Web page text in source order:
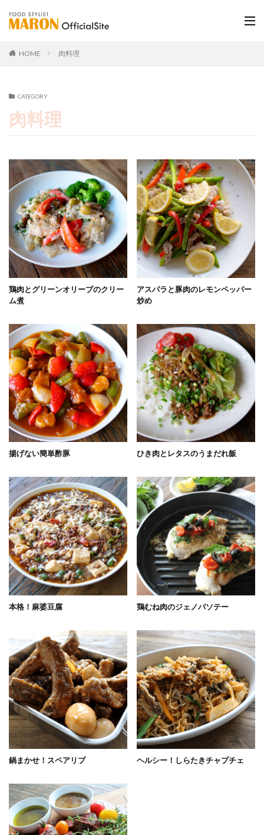
HOME 肉料理
CATEGORY
肉料理
鶏肉とグリーンオリーブのクリー
ム煮
アスパラと豚肉のレモンペッパー
炒め
揚げない簡単酢豚 ひき肉とレタスのうまだれ飯
本格！麻婆豆腐 鶏むね肉のジェノバソテー
鍋まかせ！スペアリブ ヘルシー！しらたきチャプチェ